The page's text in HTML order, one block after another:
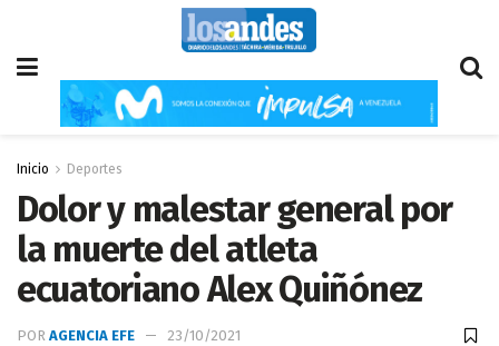
Inicio Deportes
Dolor y malestar general por
la muerte del atleta
ecuatoriano Alex Quiñónez
POR AGENCIA EFE 23/10/2021